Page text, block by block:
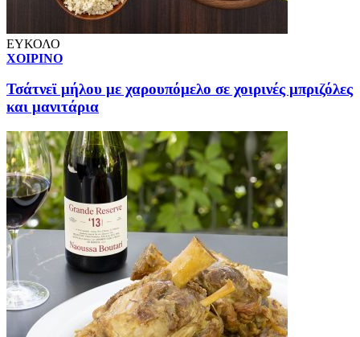
ΕΥΚΟΛΟ
ΧΟΙΡΙΝΟ
Τσάτνεϊ μήλου με χαρουπόμελο σε χοιρινές μπριζόλες
και μανιτάρια